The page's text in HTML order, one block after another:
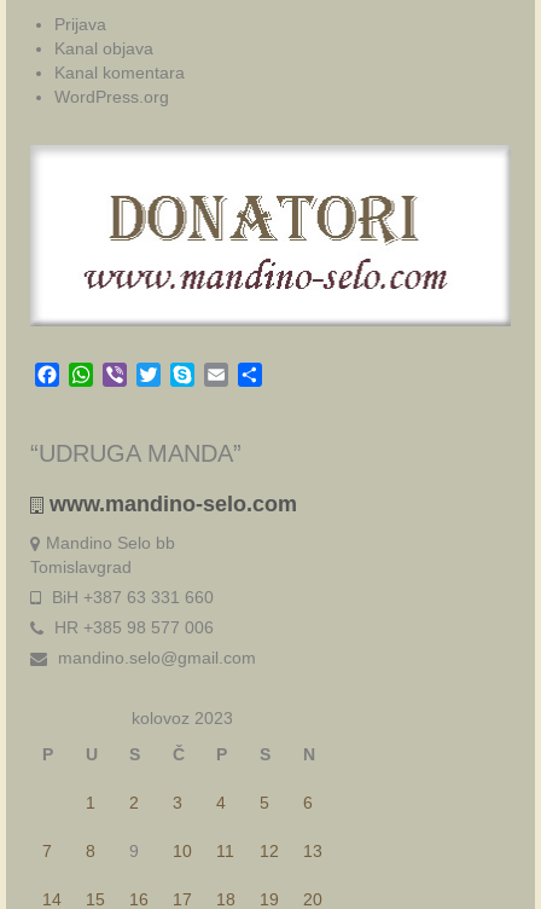
Prijava
Kanal objava
Kanal komentara
WordPress.org
Facebook
WhatsApp
Viber TwitterSkypeEmail
“UDRUGA MANDA”
www.mandino-selo.com
Mandino Selo bb
Tomislavgrad
BiH +387 63 331 660
HR +385 98 577 006
mandino.selo@gmail.com
kolovoz 2023
P
U S Č P S N
1 2 3 4 5 6
7 8 9 10 11 12 13
14 15 16 17 18 19 20